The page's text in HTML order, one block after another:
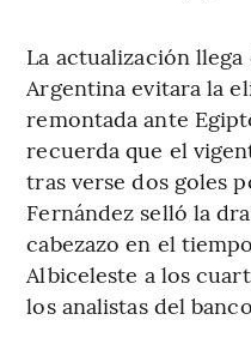
La actualización llega
Argentina evitara la
remontada ante
recuerda que el
tras verse dos goles
Fernández selló la
cabezazo en el
Albiceleste a los
los analistas del